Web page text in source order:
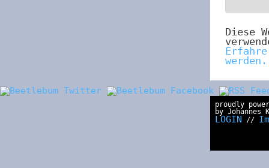
Diese
werden.
proudly
by Johannes
LOGIN //